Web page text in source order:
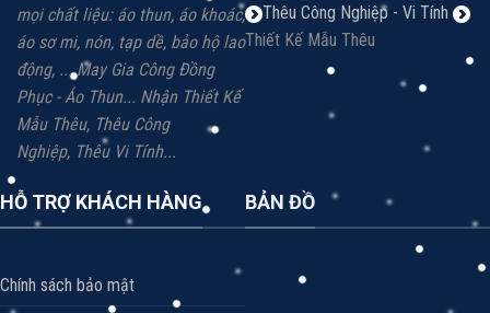
mọi chất liệu: áo thun, áo khoác,
áo sơ mi, nón, tạp dề, bảo hộ lao
động, ... May Gia Công Đồng
Phục - Áo Thun... Nhận Thiết Kế
Mẫu Thêu, Thêu Công
Nghiệp, Thêu Vi Tính...
Thêu Công Nghiệp - Vi Tính
Thiết Kế Mẫu Thêu
HỖ TRỢ KHÁCH HÀNG
Chính sách bảo mật
BẢN ĐỒ